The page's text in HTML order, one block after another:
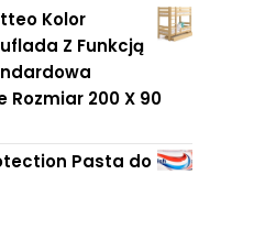
Kolor
Z Funkcją
Rozmiar 200 X 90
Pasta do